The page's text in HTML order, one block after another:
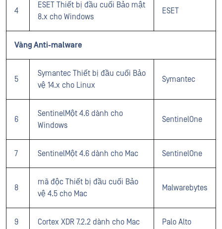
4
ESET Thiết bị đầu cuối Bảo mật
8.x cho Windows
ESET
Vàng Anti-malware
5
Symantec Thiết bị đầu cuối Bảo
vệ 14.x cho Linux
Symantec
6
SentinelMột 4.6 dành cho
Windows
SentinelOne
7 SentinelMột 4.6 dành cho Mac SentinelOne
8
mã độc Thiết bị đầu cuối Bảo
vệ 4.5 cho Mac
Malwarebytes
9 Cortex XDR 7.2.2 dành cho Mac Palo Alto